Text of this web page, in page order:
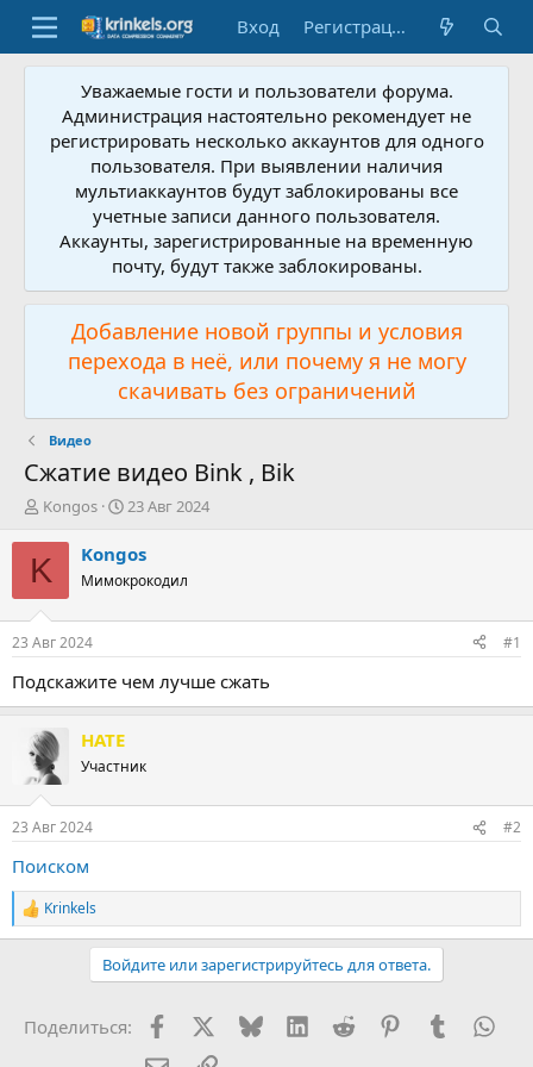
Вход Регистрация
Уважаемые гости и пользователи форума.
Администрация настоятельно рекомендует не
регистрировать несколько аккаунтов для одного
пользователя. При выявлении наличия
мультиаккаунтов будут заблокированы все
учетные записи данного пользователя.
Аккаунты, зарегистрированные на временную
почту, будут также заблокированы.
Добавление новой группы и условия
перехода в неё, или почему я не могу
скачивать без ограничений
Видео
Сжатие видео Bink , Bik
А
т
о
т
м
ы
Kongos
Д
т
н
а
л
23 Авг 2024
K Kongos
Мимокрокодил
23 Авг 2024 #1
Подскажите чем лучше сжать
HATE
Участник
23 Авг 2024 #2
Поиском
Р
е
и
Krinkels
Войдите или зарегистрируйтесь для ответа.
Поделиться: FacebookX (Twitter)
BlueskyLinkedInReddit PinterestTumblr